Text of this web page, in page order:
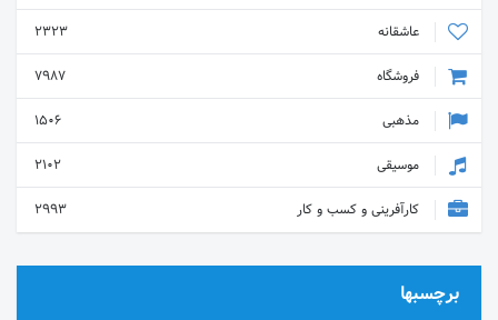
عاشقانه
2323
فروشگاه
7987
مذهبی
1506
موسیقی
2102
کارآفرینی و کسب و کار
2993
برچسبها